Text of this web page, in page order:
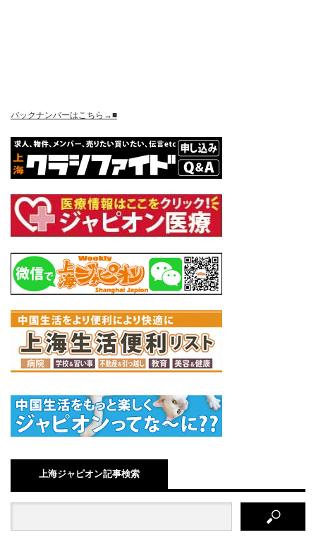
バックナンバーはこちら→■
上海ジャピオン記事検索